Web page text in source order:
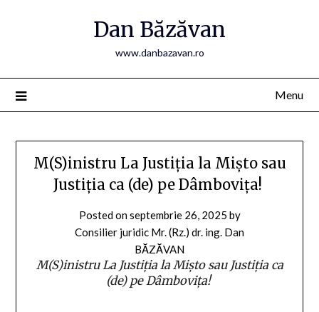
Dan Băzăvan
www.danbazavan.ro
Menu
M(S)inistru La Justiția la Mișto sau
Justiția ca (de) pe Dâmbovița!
Posted onseptembrie 26, 2025 by
Consilier juridic Mr. (Rz.) dr. ing. Dan
BĂZĂVAN
M(S)inistru La Justiția la Mișto sau Justiția ca
(de) pe Dâmbovița!